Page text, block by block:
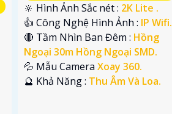
🔆 Hình Ảnh Sắc nét : 2K Lite .
👍 Công Nghệ Hình Ảnh : IP Wifi.
🔴 Tầm Nhìn Ban Đêm : Hồng
Ngoại 30m Hồng Ngoại SMD.
💦 Mẫu CameraXoay 360.
️🔮 Khả Năng : Thu Âm Và Loa.